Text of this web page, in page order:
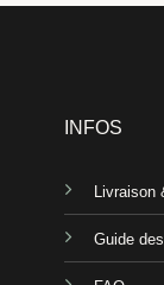
INFOS
Livraison
Guide